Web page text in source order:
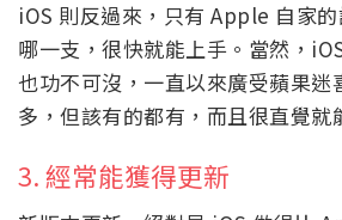
iOS 則反過來，只有 Apple 自家
哪一支，很快就能上手。當然，
也功不可沒，一直以來廣受蘋果迷
多，但該有的都有，而且很直覺就
3. 經常能獲得更新